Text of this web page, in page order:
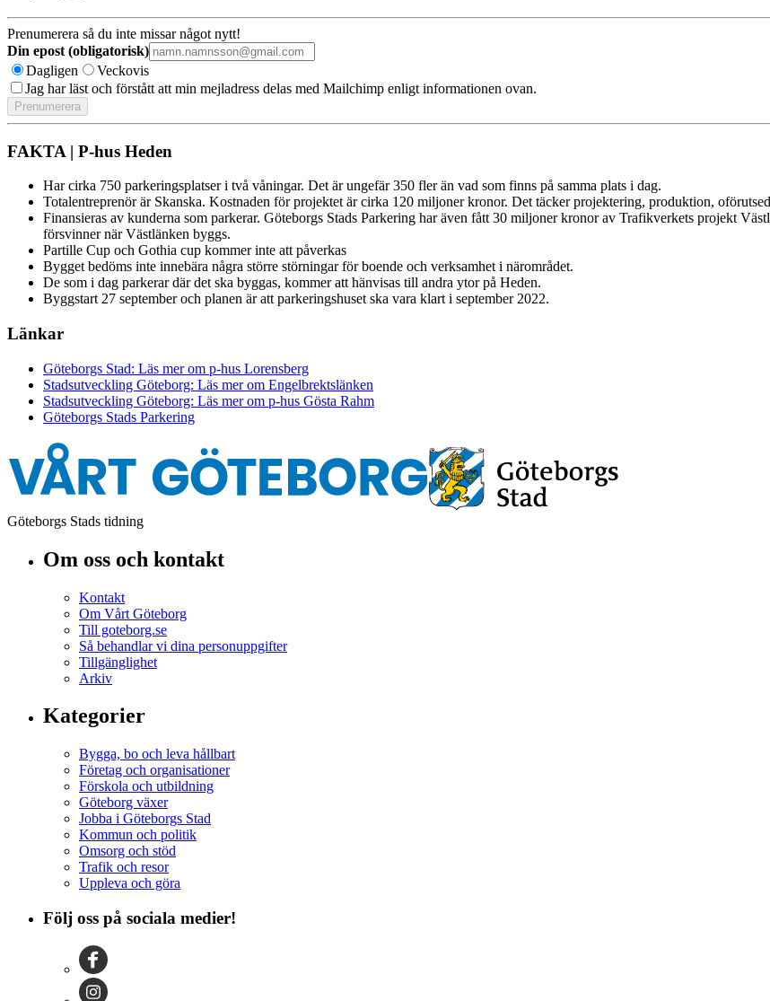
Prenumerera så du inte missar något nytt!
Din epost (obligatorisk)
Dagligen
Veckovis
Jag har läst och förstått att min mejladress delas med Mailchimp enligt informationen ovan.
FAKTA | P-hus Heden
Har cirka 750 parkeringsplatser i två våningar. Det är ungefär 350 fler än vad som finns på samma plats i dag.
Totalentreprenör är Skanska. Kostnaden för projektet är cirka 120 miljoner kronor. Det täcker projektering, produktion,
Finansieras av kunderna som parkerar. Göteborgs Stads Parkering har även fått 30 miljoner kronor av Trafikverkets projekt
försvinner när Västlänken byggs.
Partille Cup och Gothia cup kommer inte att påverkas
Bygget bedöms inte innebära några större störningar för boende och verksamhet i närområdet.
De som i dag parkerar där det ska byggas, kommer att hänvisas till andra ytor på Heden.
Byggstart 27 september och planen är att parkeringshuset ska vara klart i september 2022.
Länkar
Göteborgs Stad: Läs mer om p-hus Lorensberg
Stadsutveckling Göteborg: Läs mer om Engelbrektslänken
Stadsutveckling Göteborg: Läs mer om p-hus Gösta Rahm
Göteborgs Stads Parkering
Göteborgs Stads tidning
Om oss och kontakt
Kontakt
Om Vårt Göteborg
Till goteborg.se
Så behandlar vi dina personuppgifter
Tillgänglighet
Arkiv
Kategorier
Bygga, bo och leva hållbart
Företag och organisationer
Förskola och utbildning
Göteborg växer
Jobba i Göteborgs Stad
Kommun och politik
Omsorg och stöd
Trafik och resor
Uppleva och göra
Följ oss på sociala medier!